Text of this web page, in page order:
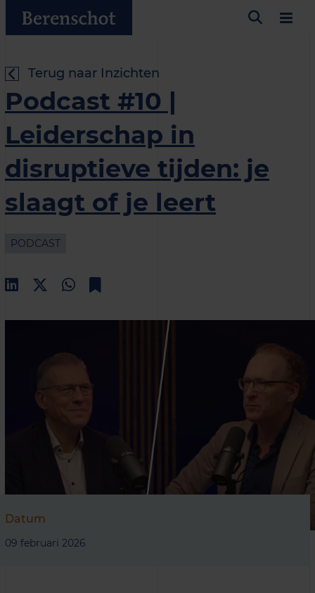
Terug naar Inzichten
Podcast #10 |
Leiderschap in
disruptieve tijden: je
slaagt of je leert
PODCAST
Datum
09 februari 2026